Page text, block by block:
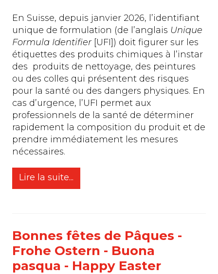
En Suisse, depuis janvier 2026, l’identifiant
unique de formulation (de l’anglais Unique
Formula Identifier [UFI]) doit figurer sur les
étiquettes des produits chimiques à l’instar
des produits de nettoyage, des peintures
ou des colles qui présentent des risques
pour la santé ou des dangers physiques. En
cas d’urgence, l’UFI permet aux
professionnels de la santé de déterminer
rapidement la composition du produit et de
prendre immédiatement les mesures
nécessaires.
Lire la suite...
Bonnes fêtes de Pâques -
Frohe Ostern - Buona
pasqua - Happy Easter